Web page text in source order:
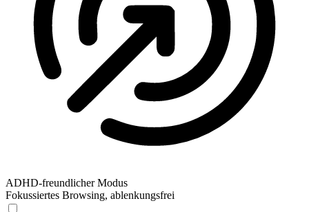
ADHD-freundlicher Modus
Fokussiertes Browsing, ablenkungsfrei